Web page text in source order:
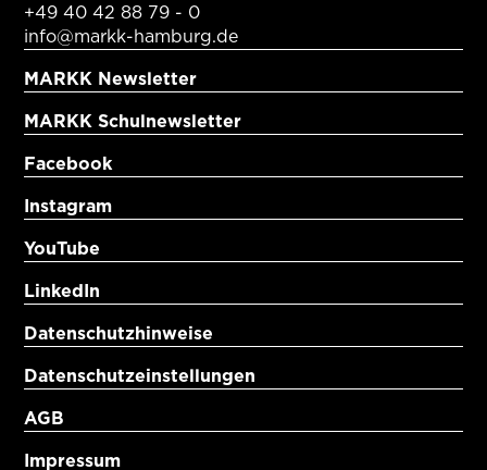
+49 40 42 88 79 - 0
info@markk-hamburg.de
MARKK Newsletter
MARKK Schulnewsletter
Facebook
Instagram
YouTube
LinkedIn
Datenschutzhinweise
Datenschutzeinstellungen
AGB
Impressum